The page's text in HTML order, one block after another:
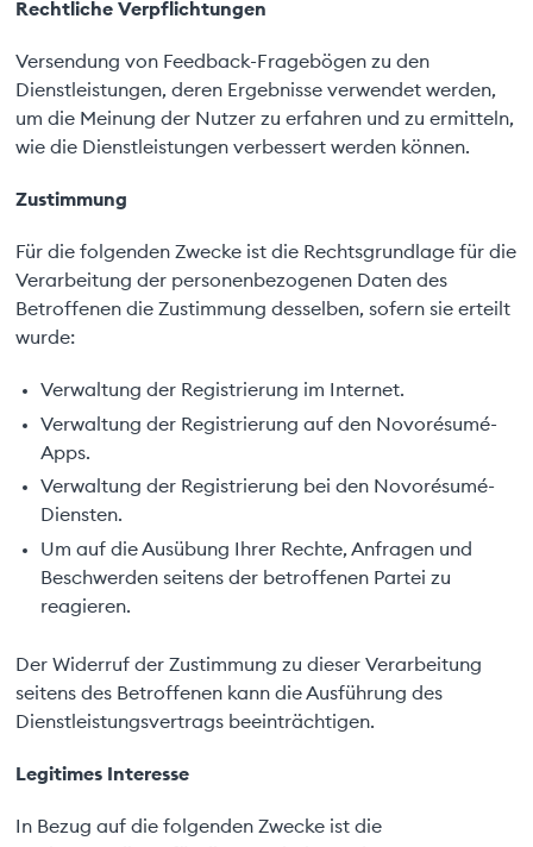
Rechtliche Verpflichtungen
Versendung von Feedback-Fragebögen zu den
Dienstleistungen, deren Ergebnisse verwendet werden,
um die Meinung der Nutzer zu erfahren und zu ermitteln,
wie die Dienstleistungen verbessert werden können.
Zustimmung
Für die folgenden Zwecke ist die Rechtsgrundlage für die
Verarbeitung der personenbezogenen Daten des
Betroffenen die Zustimmung desselben, sofern sie erteilt
wurde:
Verwaltung der Registrierung im Internet.
Verwaltung der Registrierung auf den Novorésumé-
Apps.
Verwaltung der Registrierung bei den Novorésumé-
Diensten.
Um auf die Ausübung Ihrer Rechte, Anfragen und
Beschwerden seitens der betroffenen Partei zu
reagieren.
Der Widerruf der Zustimmung zu dieser Verarbeitung
seitens des Betroffenen kann die Ausführung des
Dienstleistungsvertrags beeinträchtigen.
Legitimes Interesse
In Bezug auf die folgenden Zwecke ist die